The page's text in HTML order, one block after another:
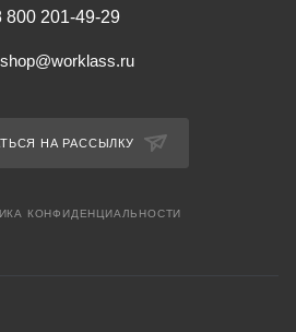
800 201-49-29
shop@worklass.ru
НА РАССЫЛКУ
КОНФИДЕНЦИАЛЬНОСТИ